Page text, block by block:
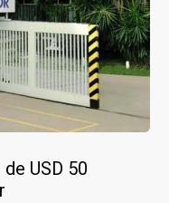
USD 50